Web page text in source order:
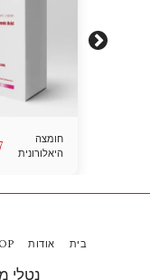
חומצה
היאלורונית
נטלי
בית אודות